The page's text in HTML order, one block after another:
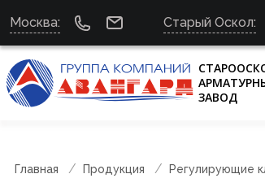
Москва: Старый Оскол:
ЗАВОД
Главная Продукция Регулирующие